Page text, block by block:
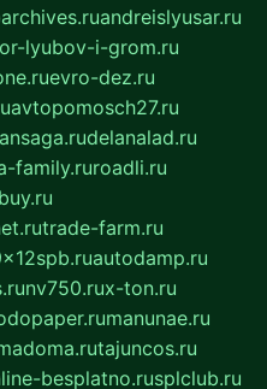
andreislyusar.ru
lyubov-i-grom.ru
evro-dez.ru
avtopomosch27.ru
delanalad.ru
family.ruroadli.ru
trade-farm.ru
autodamp.ru
nv750.rux-ton.ru
manunae.ru
tajuncos.ru
besplatno.rusplclub.ru